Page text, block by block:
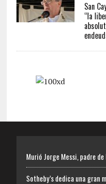
San
“la
Murió Jorge Messi, padre
Sotheby’s dedica una gran